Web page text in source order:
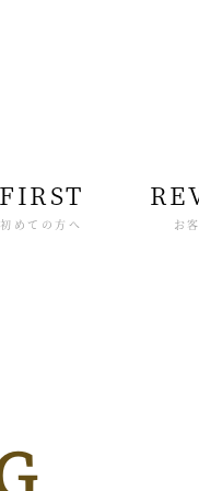
FIRST
初めての方へ お